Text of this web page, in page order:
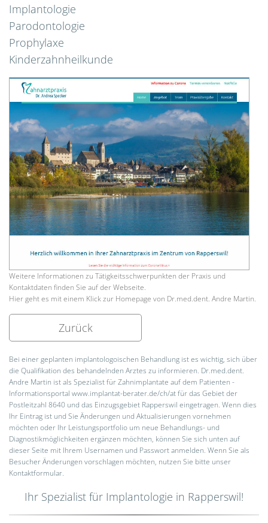
Implantologie
Parodontologie
Prophylaxe
Kinderzahnheilkunde
Weitere Informationen zu Tätigkeitsschwerpunkten der Praxis und
Kontaktdaten finden Sie auf der Webseite.
Hier geht es mit einem Klick zur Homepage von Dr.med.dent. Andre Martin.
Zurück
Bei einer geplanten implantologoischen Behandlung ist es wichtig, sich über
die Qualifikation des behandelnden Arztes zu informieren. Dr.med.dent.
Andre Martin ist als Spezialist für Zahnimplantate auf dem Patienten -
Informationsportal www.implantat-berater.de/ch/at für das Gebiet der
Postleitzahl 8640 und das Einzugsgebiet Rapperswil eingetragen. Wenn dies
Ihr Eintrag ist und Sie Änderungen und Aktualisierungen vornehmen
möchten oder Ihr Leistungsportfolio um neue Behandlungs- und
Diagnostikmöglichkeiten ergänzen möchten, können Sie sich unten auf
dieser Seite mit Ihrem Usernamen und Passwort anmelden. Wenn Sie als
Besucher Änderungen vorschlagen möchten, nutzen Sie bitte unser
Kontaktformular.
Ihr Spezialist für Implantologie in Rapperswil!